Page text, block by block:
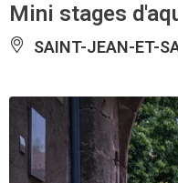
Mini stages
SAINT-JEAN-ET-